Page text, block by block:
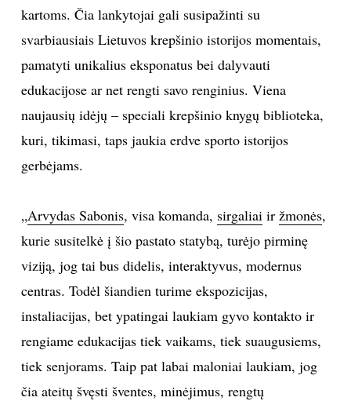
kartoms. Čia lankytojai gali susipažinti su
svarbiausiais Lietuvos krepšinio istorijos momentais,
pamatyti unikalius eksponatus bei dalyvauti
edukacijose ar net rengti savo renginius. Viena
naujausių idėjų – speciali krepšinio knygų biblioteka,
kuri, tikimasi, taps jaukia erdve sporto istorijos
gerbėjams.
„Arvydas Sabonis, visa komanda, sirgaliaiir žmonės,
kurie susitelkė į šio pastato statybą, turėjo pirminę
viziją, jog tai bus didelis, interaktyvus, modernus
centras. Todėl šiandien turime ekspozicijas,
instaliacijas, bet ypatingai laukiam gyvo kontakto ir
rengiame edukacijas tiek vaikams, tiek suaugusiems,
tiek senjorams. Taip pat labai maloniai laukiam, jog
čia ateitų švęsti šventes, minėjimus, rengtų